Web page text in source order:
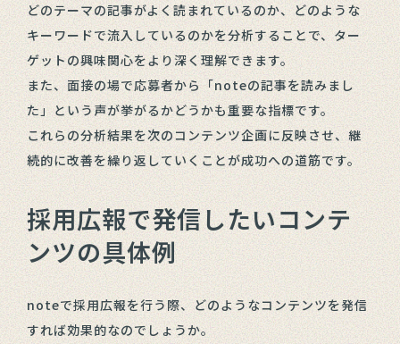
どのテーマの記事がよく読まれているのか、どのような
キーワードで流入しているのかを分析することで、ター
ゲットの興味関心をより深く理解できます。
また、面接の場で応募者から「noteの記事を読みまし
た」という声が挙がるかどうかも重要な指標です。
これらの分析結果を次のコンテンツ企画に反映させ、継
続的に改善を繰り返していくことが成功への道筋です。
採用広報で発信したいコンテ
ンツの具体例
noteで採用広報を行う際、どのようなコンテンツを発信
すれば効果的なのでしょうか。